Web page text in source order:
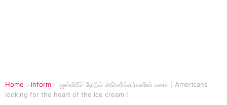
Home inform
‘ஐஸ்கிரீம்’ தேடும் அமெரிக்கர்களின் மனசு | Americans
looking for the heart of the ice cream !